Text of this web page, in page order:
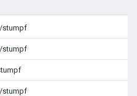
stumpf
stumpf
stumpf